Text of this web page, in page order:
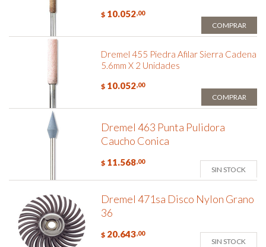
$ 10.052,00
COMPRAR
Dremel 455 Piedra Afilar Sierra Cadena
5.6mm X 2 Unidades
$ 10.052,00
COMPRAR
Dremel 463 Punta Pulidora
Caucho Conica
$ 11.568,00
SIN STOCK
Dremel 471sa Disco Nylon Grano
36
$ 20.643,00
SIN STOCK